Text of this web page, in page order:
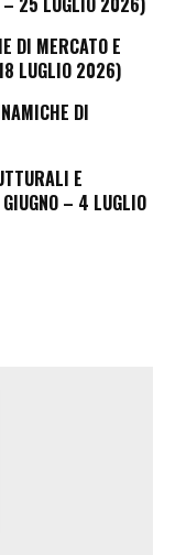
DI MERCATO E
LUGLIO 2026)
DI
E
– 4 LUGLIO